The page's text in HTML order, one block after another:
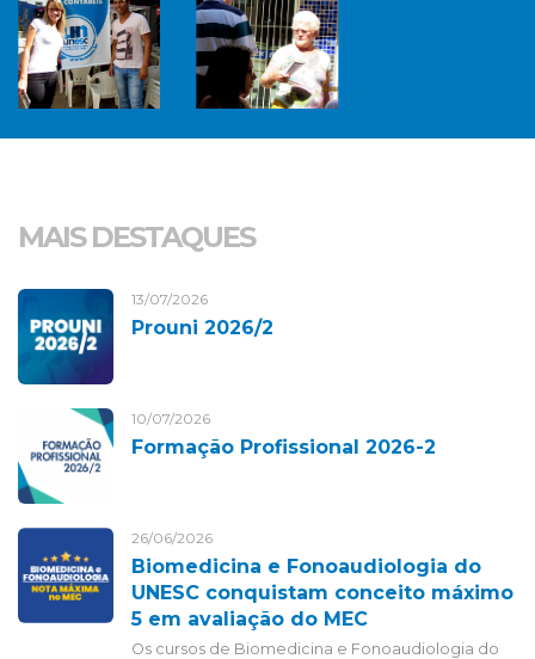
MAIS DESTAQUES
13/07/2026
Prouni 2026/2
10/07/2026
Formação Profissional 2026-2
26/06/2026
Biomedicina e Fonoaudiologia do
UNESC conquistam conceito máximo
5 em avaliação do MEC
Os cursos de Biomedicina e Fonoaudiologia do